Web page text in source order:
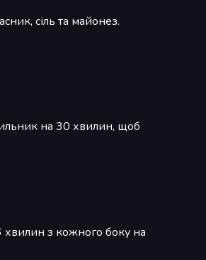
сіль та майонез.
на 30 хвилин, щоб
хвилин з кожного боку на